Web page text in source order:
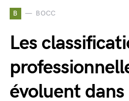
B BOCC
Les
évoluent dans